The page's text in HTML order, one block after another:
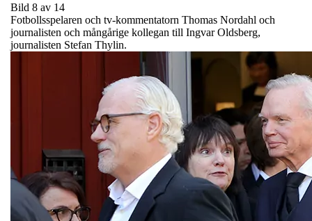
Bild 8 av 14
Fotbollsspelaren och tv-kommentatorn Thomas Nordahl och
journalisten och mångårige kollegan till Ingvar Oldsberg,
journalisten Stefan Thylin.